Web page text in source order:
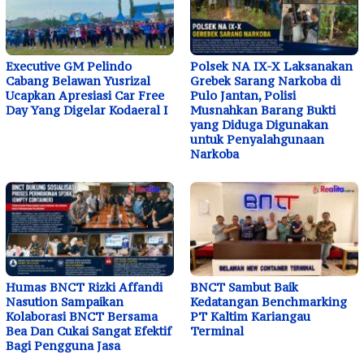
Executive GM Pelindo
Cabang Belawan Yusrizal
Ucapkan Apresiasi Car Free
Day Yang Digelar Kodaeral I
Polsek NA IX-X Laksanakan
Grebek Sarang Narkoba di
Pulo Jantan, Polisi
Musnahkan Barang Bukti
yang Diduga Digunakan
untuk Penyalahgunaan
Narkoba
Humas BNCT Rizki Affandi
Nasution Sampaikan
Kolaborasi BNCT Bersama
Bea Dan Cukai Sangat Efektif
Bagi Pengguna Jasa
BNCT Sambut Baik
Kedatangan Benchmarking
PT Kaltim Kariangau
Terminal